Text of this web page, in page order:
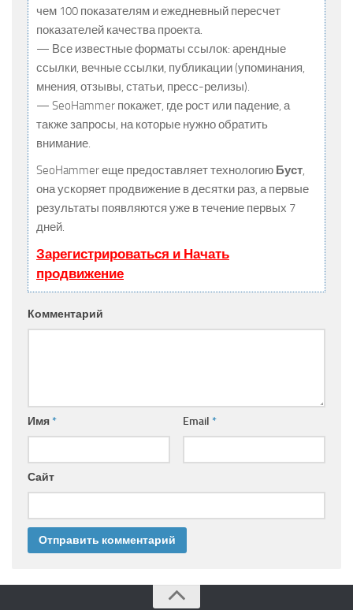
чем 100 показателям и ежедневный пересчет
показателей качества проекта.
— Все известные форматы ссылок: арендные
ссылки, вечные ссылки, публикации (упоминания,
мнения, отзывы, статьи, пресс-релизы).
— SeoHammer покажет, где рост или падение, а
также запросы, на которые нужно обратить
внимание.
SeoHammer еще предоставляет технологию Буст
она ускоряет продвижение в десятки раз, а первые
результаты появляются уже в течение первых 7
дней.
Зарегистрироваться и Начать
продвижение
Комментарий
Имя* Email *
Сайт